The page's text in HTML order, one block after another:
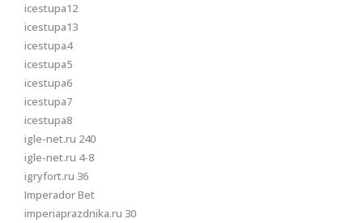
icestupa12
icestupa13
icestupa4
icestupa5
icestupa6
icestupa7
icestupa8
igle-net.ru 240
igle-net.ru 4-8
igryfort.ru 36
Imperador Bet
imperiaprazdnika.ru 30